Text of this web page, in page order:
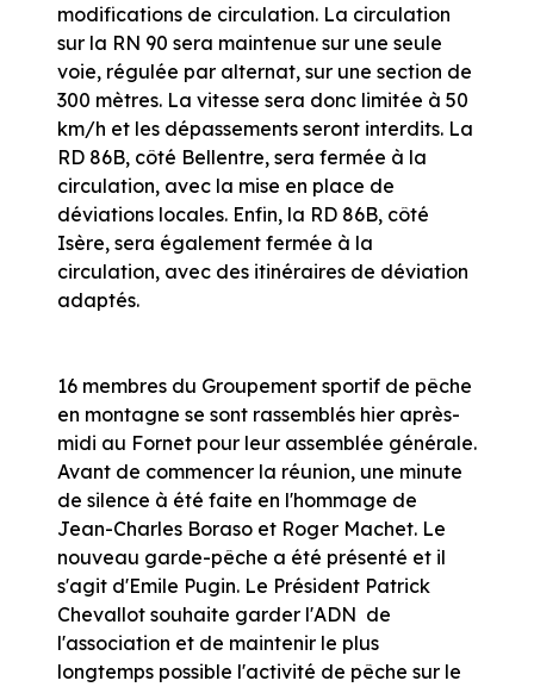
modifications de circulation. La circulation
sur la RN 90 sera maintenue sur une seule
voie, régulée par alternat, sur une section de
300 mètres. La vitesse sera donc limitée à 50
km/h et les dépassements seront interdits. La
RD 86B, côté Bellentre, sera fermée à la
circulation, avec la mise en place de
déviations locales. Enfin, la RD 86B, côté
Isère, sera également fermée à la
circulation, avec des itinéraires de déviation
adaptés.
16 membres du Groupement sportif de pêche
en montagne se sont rassemblés hier après-
midi au Fornet pour leur assemblée générale.
Avant de commencer la réunion, une minute
de silence à été faite en l'hommage de
Jean-Charles Boraso et Roger Machet. Le
nouveau garde-pêche a été présenté et il
s'agit d'Emile Pugin. Le Président Patrick
Chevallot souhaite garder l'ADN de
l'association et de maintenir le plus
longtemps possible l'activité de pêche sur le